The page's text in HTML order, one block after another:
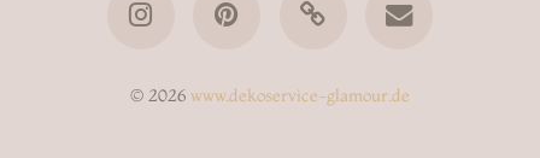
© 2026 www.dekoservice-glamour.de